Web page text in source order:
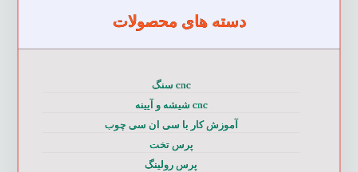
دسته های محصولات
cnc سنگ
cnc شیشه و آیینه
آموزش کار با سی ان سی چوب
پرس تخت
پرس رولینگ